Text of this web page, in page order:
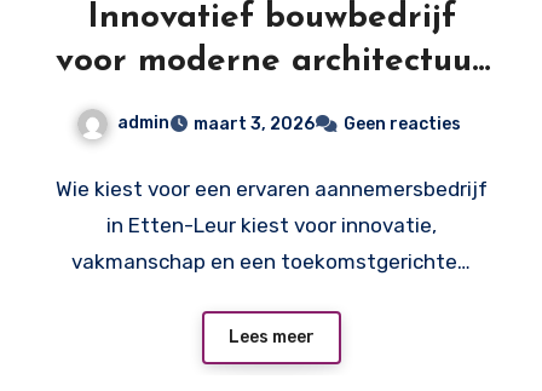
Innovatief bouwbedrijf
voor moderne architectuur
en maatwerkprojecten: zo
admin maart 3, 2026 Geen reacties
Wie kiest voor een ervaren aannemersbedrijf
in Etten-Leur kiest voor innovatie,
vakmanschap en een toekomstgerichte…
Lees meer